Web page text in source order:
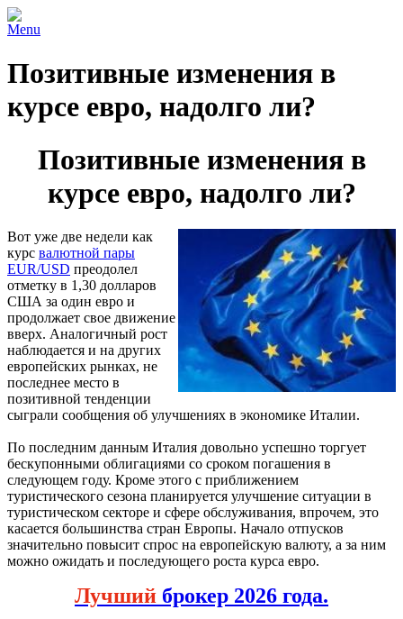
Menu
Позитивные изменения в
курсе евро, надолго ли?
Позитивные изменения в
курсе евро, надолго ли?
Вот уже две недели как
курс валютной пары
EUR/USD преодолел
отметку в 1,30 долларов
США за один евро и
продолжает свое движение
вверх. Аналогичный рост
наблюдается и на других
европейских рынках, не
последнее место в
позитивной тенденции
сыграли сообщения об улучшениях в экономике Италии.
По последним данным Италия довольно успешно торгует
бескупонными облигациями со сроком погашения в
следующем году. Кроме этого с приближением
туристического сезона планируется улучшение ситуации в
туристическом секторе и сфере обслуживания, впрочем, это
касается большинства стран Европы. Начало отпусков
значительно повысит спрос на европейскую валюту, а за ним
можно ожидать и последующего роста курса евро.
Лучший брокер 2026 года.